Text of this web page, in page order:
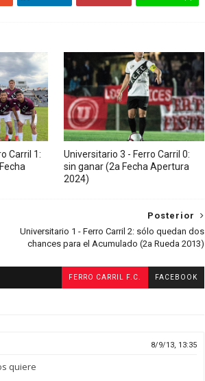
Carril 1:
Universitario 3 - Ferro Carril 0:
sin ganar (2a Fecha Apertura
2024)
Posterior
Universitario 1 - Ferro Carril 2: sólo quedan dos
chances para el Acumulado (2a Rueda 2013)
FERRO CARRIL F.C. FACEBOOK
8/9/13, 13:35
quiere